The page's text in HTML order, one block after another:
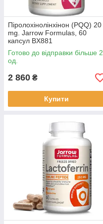
Піролохінолінхінон (PQQ) 20
mg. Jarrow Formulas, 60
капсул BX881
Готово до відправки більше 2
од.
2 860 ₴
Купити